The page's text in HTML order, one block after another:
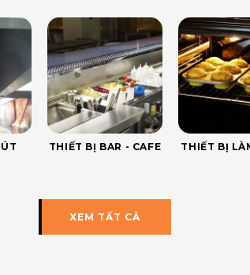
THIẾT BỊ BAR - CAFE THIẾT BỊ
XEM TẤT CẢ